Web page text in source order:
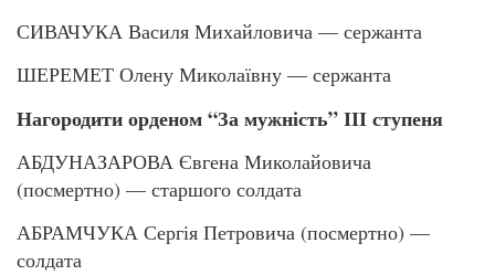
СИВАЧУКА Василя Михайловича — сержанта
ШЕРЕМЕТ Олену Миколаївну — сержанта
Нагородити орденом “За мужність” ІІІ ступеня
АБДУНАЗАРОВА Євгена Миколайовича
(посмертно) — старшого солдата
АБРАМЧУКА Сергія Петровича (посмертно) —
солдата